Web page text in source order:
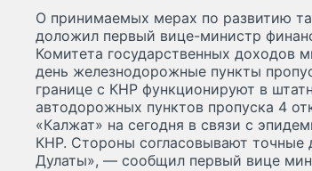
О принимаемых мерах по развитию
доложил первый вице-министр
Комитета государственных доходов
день железнодорожные пункты
границе с КНР функционируют в
автодорожных пунктов пропуска 4
«Калжат» на сегодня в связи с
КНР. Стороны согласовывают точные
Дулаты», — сообщил первый вице